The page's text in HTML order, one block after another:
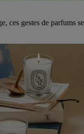
ces gestes de parfums